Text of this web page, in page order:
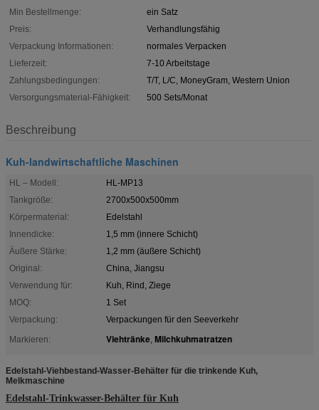
Min Bestellmenge:
ein Satz
Preis:
Verhandlungsfähig
Verpackung Informationen:
normales Verpacken
Lieferzeit:
7-10 Arbeitstage
Zahlungsbedingungen:
T/T, L/C, MoneyGram, Western Union
Versorgungsmaterial-Fähigkeit:
500 Sets/Monat
Beschreibung
Kuh-landwirtschaftliche Maschinen
HL – Modell:
HL-MP13
Tankgröße:
2700x500x500mm
Körpermaterial:
Edelstahl
Innendicke:
1,5 mm (innere Schicht)
Äußere Stärke:
1,2 mm (äußere Schicht)
Original:
China, Jiangsu
Verwendung für:
Kuh, Rind, Ziege
MOQ:
1 Set
Verpackung:
Verpackungen für den Seeverkehr
Markieren:
Viehtränke, Milchkuhmatratzen
Edelstahl-Viehbestand-Wasser-Behälter für die trinkende Kuh,
Melkmaschine
Edelstahl-Trinkwasser-Behälter für Kuh